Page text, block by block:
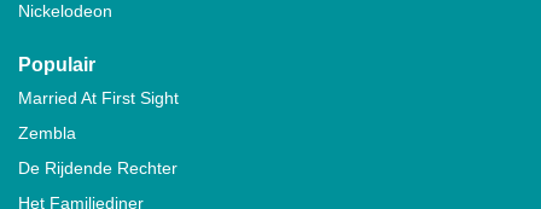
Nickelodeon
Populair
Married At First Sight
Zembla
De Rijdende Rechter
Het Familiediner